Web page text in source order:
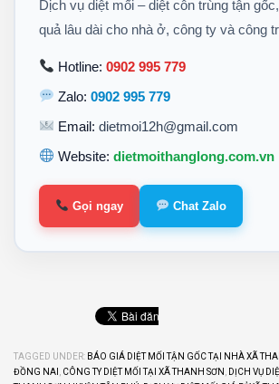
Dịch vụ diệt mối – diệt côn trùng tận
quả lâu dài cho nhà ở, công ty và công
Hotline:0902 995 779
Zalo:0902 995 779
Email:dietmoi12h@gmail.com
Website:dietmoithanglong.com.vn
Gọi ngay Chat Zalo
TAGGED UNDER: BÁO GIÁ DIỆT MỐI TẬN GỐC TẠI NHÀ XÃ
ĐỒNG NAI
CÔNG TY DIỆT MỐI TẠI XÃ THANH SƠN
DỊCH VỤ